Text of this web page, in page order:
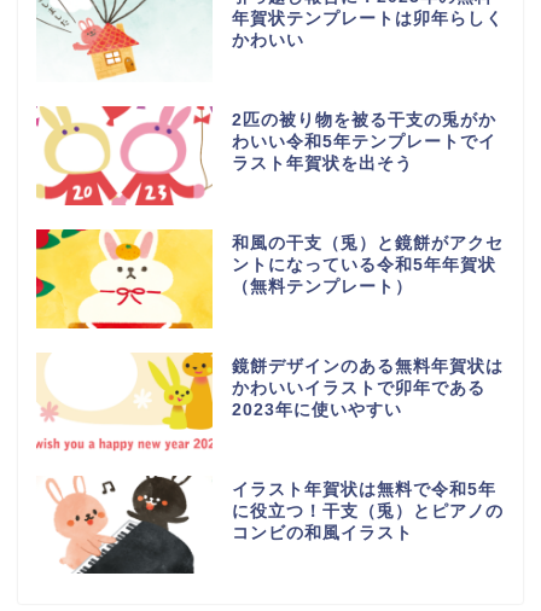
年賀状テンプレートは卯年らしく
かわいい
2匹の被り物を被る干支の兎がか
わいい令和5年テンプレートでイ
ラスト年賀状を出そう
和風の干支（兎）と鏡餅がアクセ
ントになっている令和5年年賀状
（無料テンプレート）
鏡餅デザインのある無料年賀状は
かわいいイラストで卯年である
2023年に使いやすい
イラスト年賀状は無料で令和5年
に役立つ！干支（兎）とピアノの
コンビの和風イラスト